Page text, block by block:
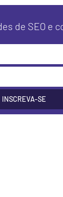
de SEO e
INSCREVA-SE